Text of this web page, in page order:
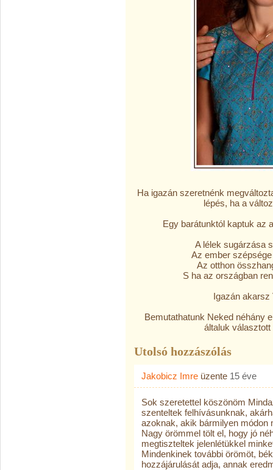
Ha igazán szeretnénk
lépés, ha a
Egy barátunktól kaptuk az
A lélek sugárzása
Az ember
Az otthon
S ha az országban
Igazán akarsz
Bemutathatunk Neked néhány
általuk
Utolsó hozzászólás
Jakobicz Imre üzente 15 éve
Sok szeretettel köszönöm
szenteltek felhívásunknak,
azoknak, akik bármilyen módon
Nagy örömmel tölt el, hogy jó
megtiszteltek jelenlétükkel
Mindenkinek további örömöt,
hozzájárulását adja, annak